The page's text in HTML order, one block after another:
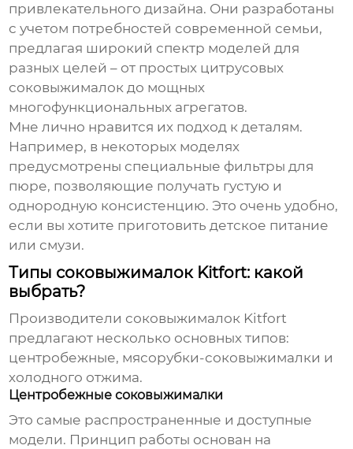
привлекательного дизайна. Они разработаны
с учетом потребностей современной семьи,
предлагая широкий спектр моделей для
разных целей – от простых цитрусовых
соковыжималок до мощных
многофункциональных агрегатов.
Мне лично нравится их подход к деталям.
Например, в некоторых моделях
предусмотрены специальные фильтры для
пюре, позволяющие получать густую и
однородную консистенцию. Это очень удобно,
если вы хотите приготовить детское питание
или смузи.
Типы соковыжималок Kitfort: какой
выбрать?
Производители соковыжималок Kitfort
предлагают несколько основных типов:
центробежные, мясорубки-соковыжималки и
холодного отжима.
Центробежные соковыжималки
Это самые распространенные и доступные
модели. Принцип работы основан на